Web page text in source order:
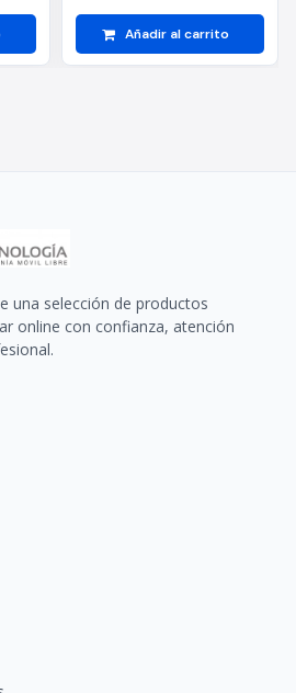
Añadir al carrito
una selección de productos
online con confianza, atención